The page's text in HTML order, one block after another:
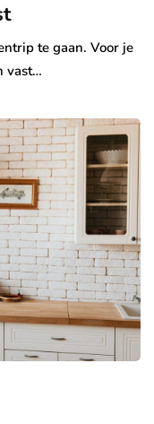
te gaan. Voor je
vast…